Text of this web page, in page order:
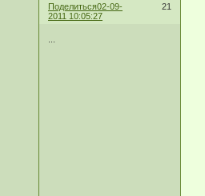
Поделиться 21
02-09-
2011 10:05:27